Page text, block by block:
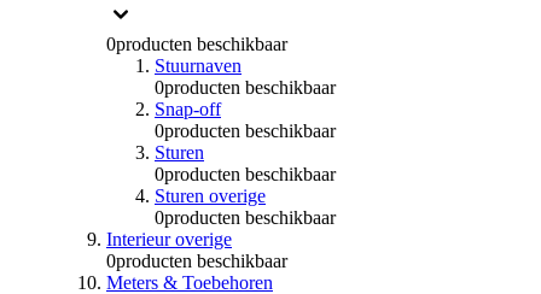
0producten beschikbaar
Stuurnaven
0producten beschikbaar
Snap-off
0producten beschikbaar
Sturen
0producten beschikbaar
Sturen overige
0producten beschikbaar
Interieur overige
0producten beschikbaar
Meters & Toebehoren